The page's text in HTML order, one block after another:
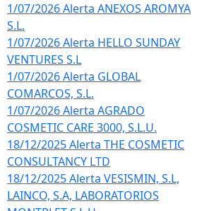
1/07/2026 Alerta ANEXOS AROMYA
S.L.
1/07/2026 Alerta HELLO SUNDAY
VENTURES S.L
1/07/2026 Alerta GLOBAL
COMARCOS, S.L.
1/07/2026 Alerta AGRADO
COSMETIC CARE 3000, S.L.U.
18/12/2025 Alerta THE COSMETIC
CONSULTANCY LTD
18/12/2025 Alerta VESISMIN, S.L,
LAINCO, S.A, LABORATORIOS